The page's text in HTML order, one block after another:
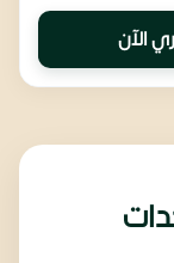
الآن